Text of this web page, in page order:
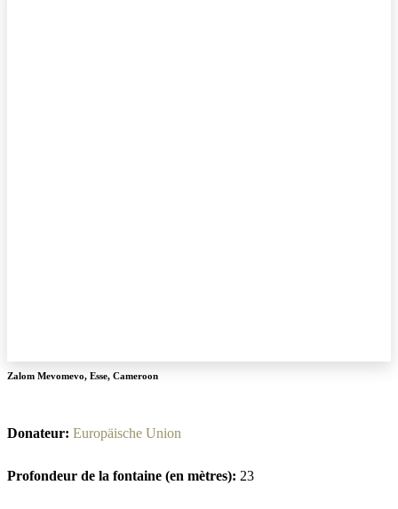
Zalom Mevomevo, Esse, Cameroon
Donateur: Europäische Union
Profondeur de la fontaine (en mètres): 23